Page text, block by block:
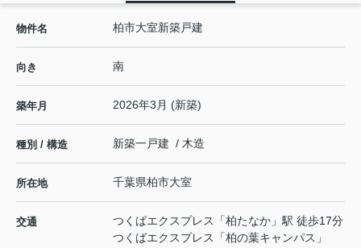
物件名 柏市大室新築戸建
向き 南
築年月 2026年3月 (新築)
種別 / 構造 新築一戸建 / 木造
所在地 千葉県柏市大室
交通 つくばエクスプレス 「柏たなか 」駅 徒歩17分
つくばエクスプレス
「柏の葉キャンパス 」